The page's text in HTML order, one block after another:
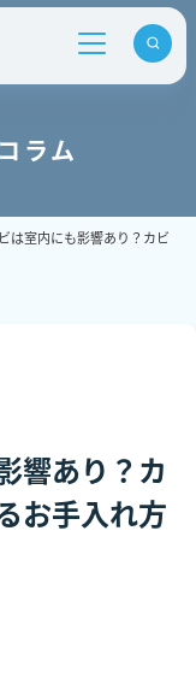
ラム
は室内にも影響あり？カビ
響あり？カ
お手入れ方